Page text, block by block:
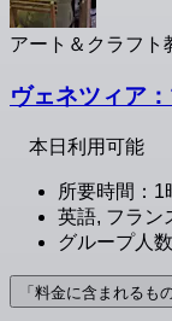
アート＆クラフト
ヴェネツィア
本日利用可能
所要時間：1
英語, フラン
グループ人
「料金に含まれるも